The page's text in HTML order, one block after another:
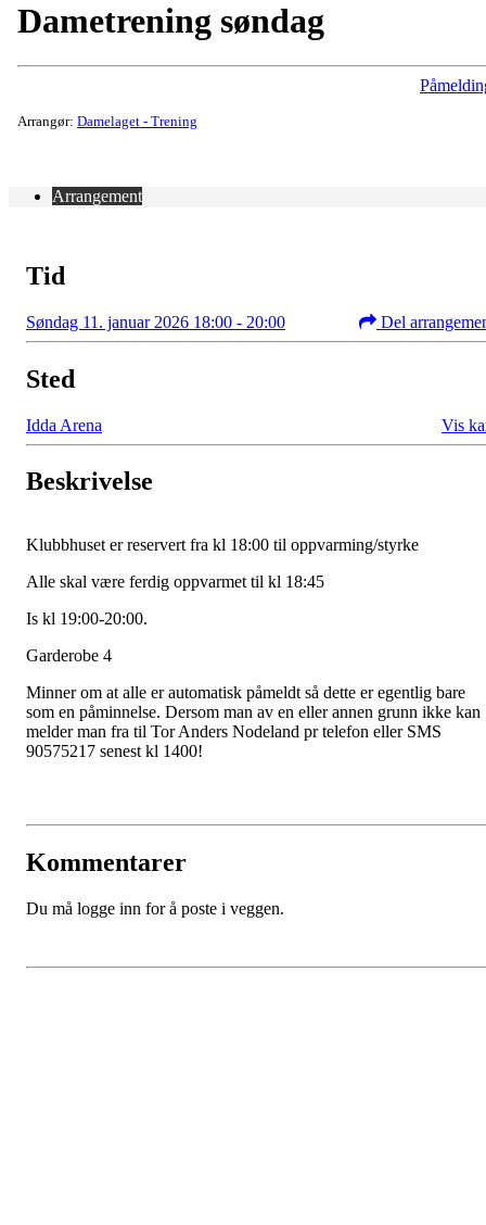
Dametrening søndag
Arrangør: Damelaget - Trening
Arrangement
Tid
Søndag 11. januar 2026 18:00 - 20:00 Del
Sted
Idda Arena Vis
Beskrivelse
Klubbhuset er reservert fra kl 18:00 til oppvarming/styrke
Alle skal være ferdig oppvarmet til kl 18:45
Is kl 19:00-20:00.
Garderobe 4
Minner om at alle er automatisk påmeldt så dette er egentlig bare
som en påminnelse. Dersom man av en eller annen grunn ikke kan
melder man fra til Tor Anders Nodeland pr telefon eller SMS
90575217 senest kl 1400!
Kommentarer
Du må logge inn for å poste i veggen.